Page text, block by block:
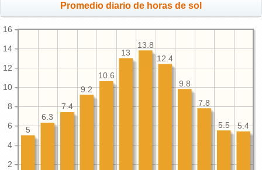
Promedio diario de horas de sol
2
4
6
8
10
12
14
16
5.4
5.5
7.8
9.8
12.4
13.8
13
10.6
9.2
7.4
6.3
5